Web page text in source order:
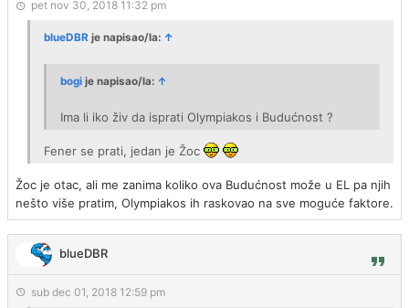
pet nov 30, 2018 11:32 pm
blueDBR je napisao/la: ↑
bogi je napisao/la: ↑
Ima li iko živ da isprati Olympiakos i Budućnost ?
Fener se prati, jedan je Žoc
Žoc je otac, ali me zanima koliko ova Budućnost može u EL pa njih
nešto više pratim, Olympiakos ih raskovao na sve moguće faktore.
blueDBR
sub dec 01, 2018 12:59 pm